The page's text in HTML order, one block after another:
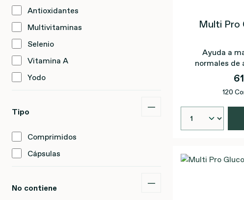
Antioxidantes
Multivitaminas
Selenio
Vitamina A
Yodo
Tipo
Comprimidos
Cápsulas
No contiene
Multi Pro
Ayuda a
normales de
120